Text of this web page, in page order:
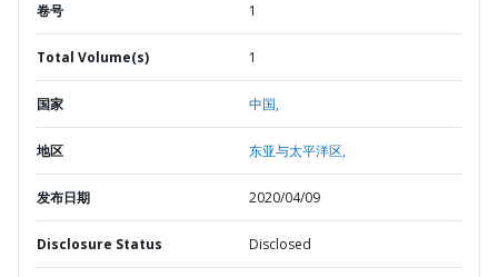
卷号 1
Total Volume(s) 1
国家 中国,
地区 东亚与太平洋区,
发布日期 2020/04/09
Disclosure Status Disclosed